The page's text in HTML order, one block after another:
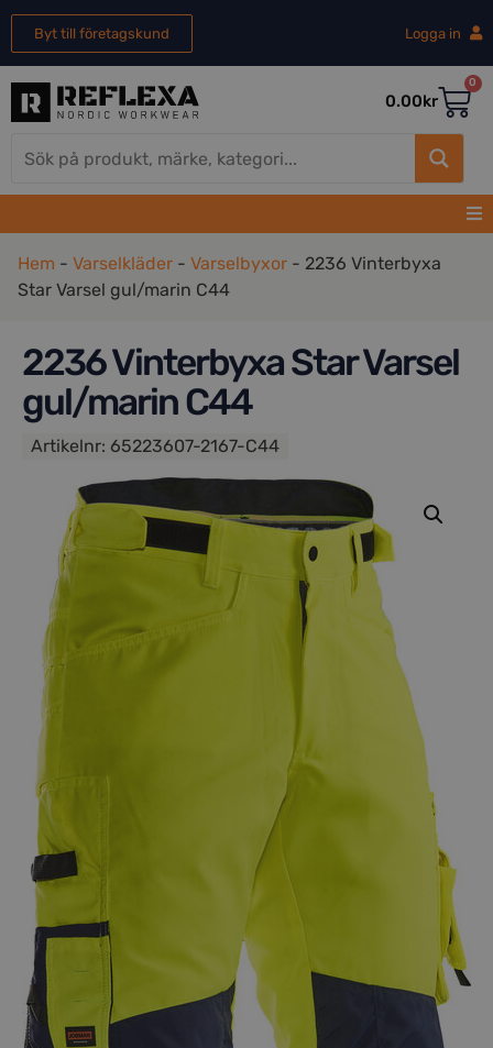
Byt till företagskund Logga in
0.00kr
0
Hem - Varselkläder - Varselbyxor - 2236 Vinterbyxa
Star Varsel gul/marin C44
2236 Vinterbyxa Star Varsel
gul/marin C44
Artikelnr: 65223607-2167-C44